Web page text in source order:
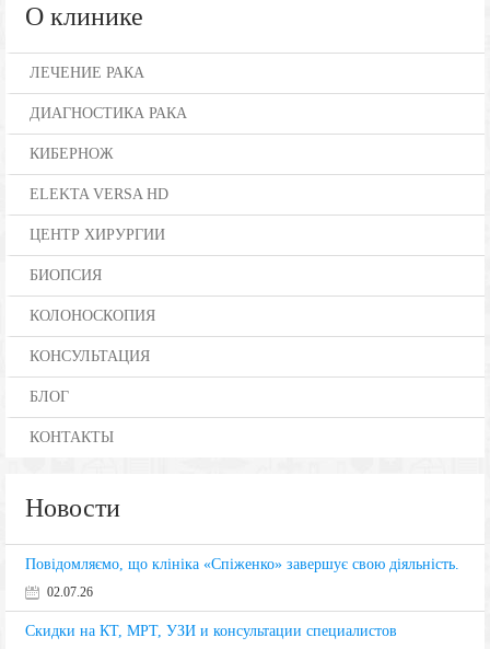
О клинике
ЛЕЧЕНИЕ РАКА
ДИАГНОСТИКА РАКА
КИБЕРНОЖ
ELEKTA VERSA HD
ЦЕНТР ХИРУРГИИ
БИОПСИЯ
КОЛОНОСКОПИЯ
КОНСУЛЬТАЦИЯ
БЛОГ
КОНТАКТЫ
Новости
Повідомляємо, що клініка «Спіженко» завершує свою діяльність.
02.07.26
Скидки на КТ, МРТ, УЗИ и консультации специалистов